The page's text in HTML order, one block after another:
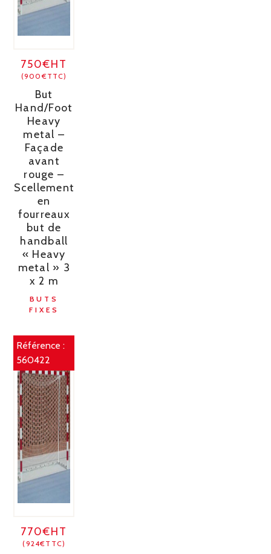
750€HT
(900€TTC)
But
Hand/Foot
Heavy
metal –
Façade
avant
rouge –
Scellement
en
fourreaux
but de
handball
« Heavy
metal » 3
x 2 m
BUTS
FIXES
Référence :
560422
770€HT
(924€TTC)